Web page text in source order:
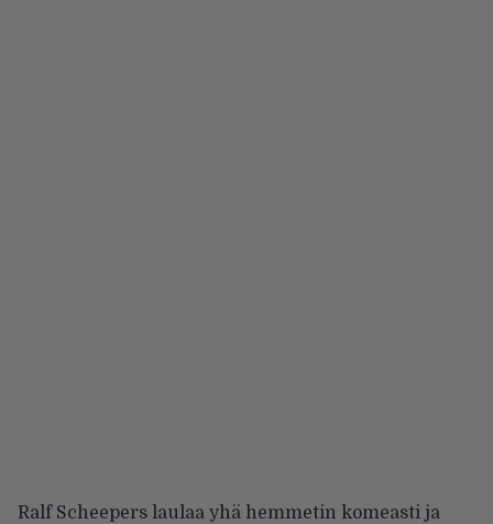
Ralf Scheepers laulaa yhä hemmetin komeasti ja